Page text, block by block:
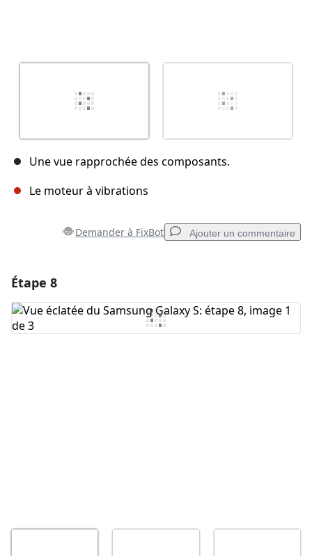
Une vue rapprochée des composants.
Le moteur à vibrations
Demander à FixBot Ajouter un commentaire
Ajouter un commentaire
Étape 8